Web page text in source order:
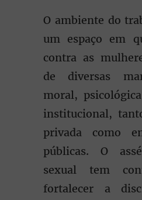
O ambiente do
um espaço em
contra as
de diversas
moral,
institucional,
privada como
públicas. O
sexual tem
fortalecer a